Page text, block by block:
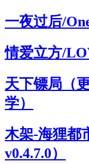
一夜过后/
情爱立方/
天下镖局（
学）
木架-海狸都
v0.4.7.0）